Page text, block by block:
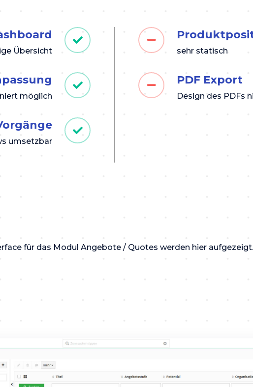
Übersicht
möglich
umsetzbar
sehr statisch
PDF Export
Design des PDFs
für das Modul Angebote / Quotes werden hier aufgezeigt.